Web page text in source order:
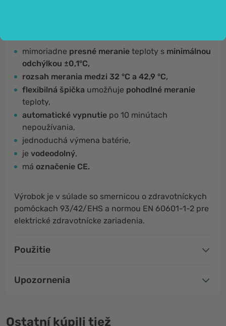
mimoriadne presné meranie teploty s minimálnou
odchýlkou ​​±0,1°C,
rozsah merania medzi 32 °C a 42,9 °C,
flexibilná špička umožňuje pohodlné meranie
teploty,
automatické vypnutie po 10 minútach
nepoužívania,
jednoduchá výmena batérie,
je vodeodolný,
má označenie CE.
Výrobok je v súlade so smernicou o zdravotníckych
pomôckach 93/42/EHS a normou EN 60601-1-2 pre
elektrické zdravotnícke zariadenia.
Použitie
Upozornenia
Ostatní kúpili tiež